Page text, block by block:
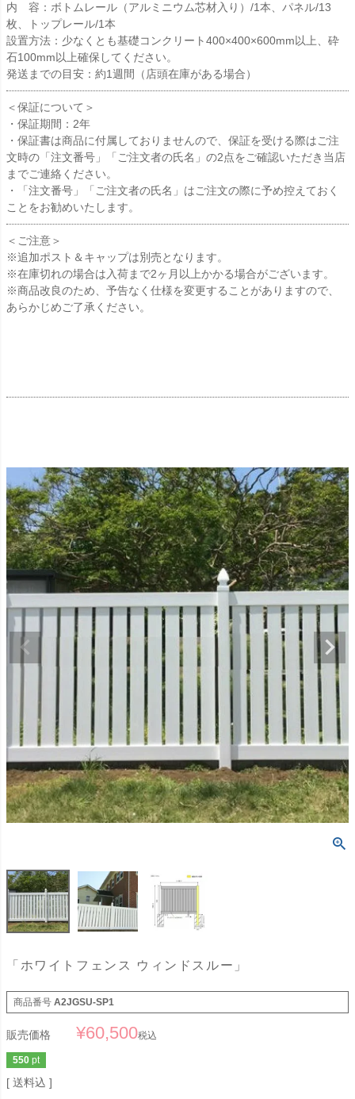
内 容：ボトムレール（アルミニウム芯材入り）/1本、パネル/13
枚、トップレール/1本
設置方法：少なくとも基礎コンクリート400×400×600mm以上、砕
石100mm以上確保してください。
発送までの目安：約1週間（店頭在庫がある場合）
＜保証について＞
・保証期間：2年
・保証書は商品に付属しておりませんので、保証を受ける際はご注
文時の「注文番号」「ご注文者の氏名」の2点をご確認いただき当店
までご連絡ください。
・「注文番号」「ご注文者の氏名」はご注文の際に予め控えておく
ことをお勧めいたします。
＜ご注意＞
※追加ポスト＆キャップは別売となります。
※在庫切れの場合は入荷まで2ヶ月以上かかる場合がございます。
※商品改良のため、予告なく仕様を変更することがありますので、
あらかじめご了承ください。
「ホワイトフェンス ウィンドスルー」
商品番号 A2JGSU-SP1
販売価格 ¥60,500税込
550 pt
送料込